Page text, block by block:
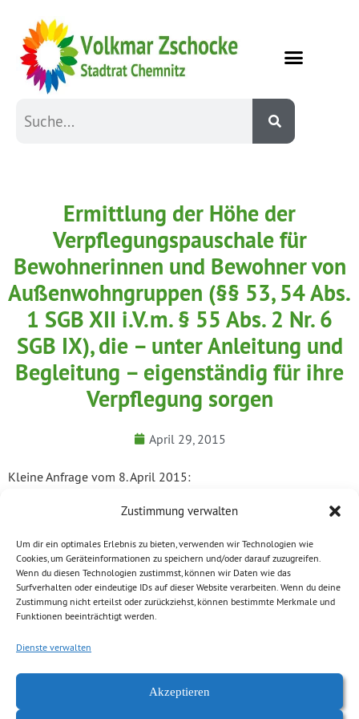
Zustimmung verwalten
Um dir ein optimales Erlebnis zu bieten, verwenden wir Technologien wie
Cookies, um Geräteinformationen zu speichern und/oder darauf zuzugreifen.
Wenn du diesen Technologien zustimmst, können wir Daten wie das
Surfverhalten oder eindeutige IDs auf dieser Website verarbeiten. Wenn du deine
Zustimmung nicht erteilst oder zurückziehst, können bestimmte Merkmale und
Funktionen beeinträchtigt werden.
Dienste verwalten
Akzeptieren
Ermittlung der Höhe der
Verpflegungspauschale für
Bewohnerinnen und Bewohner von
Außenwohngruppen (§§ 53, 54 Abs.
1 SGB XII i.V.m. § 55 Abs. 2 Nr. 6
SGB IX), die – unter Anleitung und
Begleitung – eigenständig für ihre
Verpflegung sorgen
April 29, 2015
Kleine Anfrage vom 8. April 2015:
Ermittlung der Höhe der Verpflegungspauschale für
53, 54 Abs. 1 SGB XII i.V.m. § 55 Abs. 2 Nr. 6 SGB IX), die – unter
Anleitung und Begleitung – eigenständig für ihre Verpflegung
sorgen (Drs 6/1330)